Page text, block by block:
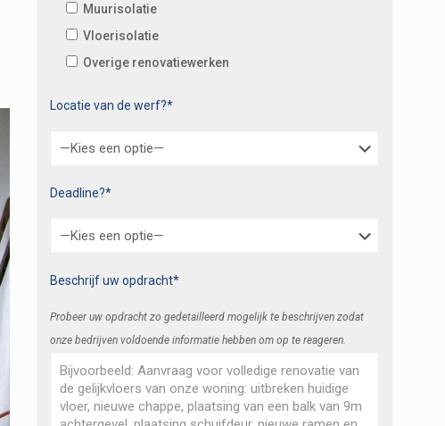
Muurisolatie
Vloerisolatie
Overige renovatiewerken
Locatie van de werf?*
Deadline?*
Beschrijf uw opdracht*
Probeer uw opdracht zo gedetailleerd mogelijk te beschrijven zodat
onze bedrijven voldoende informatie hebben om op te reageren.